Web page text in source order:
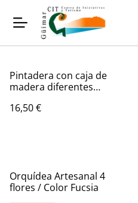
Pintadera con caja de
madera diferentes
16,50 €
Orquídea Artesanal 4
flores / Color Fucsia